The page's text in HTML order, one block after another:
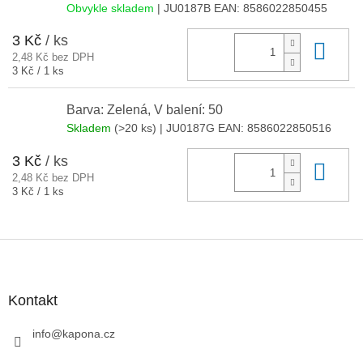
Obvykle skladem | JU0187B EAN: 8586022850455
3 Kč / ks
2,48 Kč bez DPH
Měrná
3 Kč / 1 ks
Barva: Zelená, V balení: 50
Skladem (>20 ks) | JU0187G EAN: 8586022850516
3 Kč / ks
2,48 Kč bez DPH
Měrná
3 Kč / 1 ks
Kontakt
info@kapona.cz